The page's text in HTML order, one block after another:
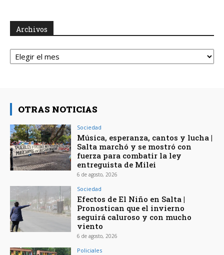
Archivos
Archivos
OTRAS NOTICIAS
Sociedad
Música, esperanza, cantos y lucha |
Salta marchó y se mostró con
fuerza para combatir la ley
entreguista de Milei
6 de agosto, 2026
Sociedad
Efectos de El Niño en Salta |
Pronostican que el invierno
seguirá caluroso y con mucho
viento
6 de agosto, 2026
Policiales